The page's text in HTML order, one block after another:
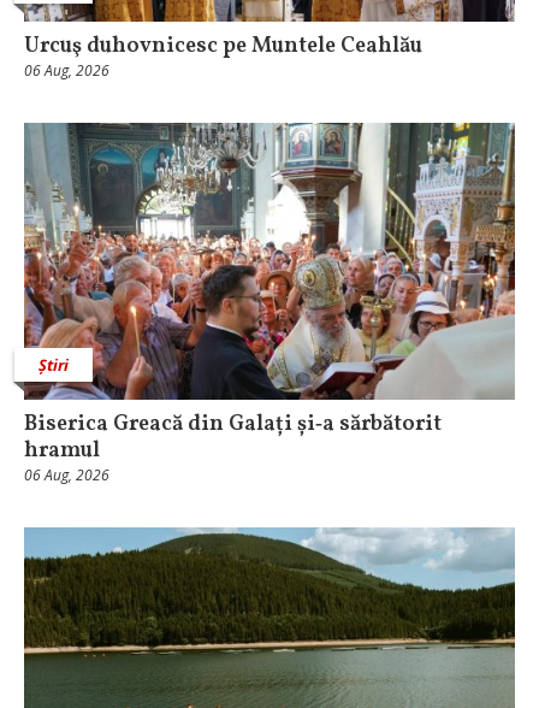
Urcuş duhovnicesc pe Muntele Ceahlău
06 Aug, 2026
Știri
Biserica Greacă din Galați și‑a sărbătorit
hramul
06 Aug, 2026